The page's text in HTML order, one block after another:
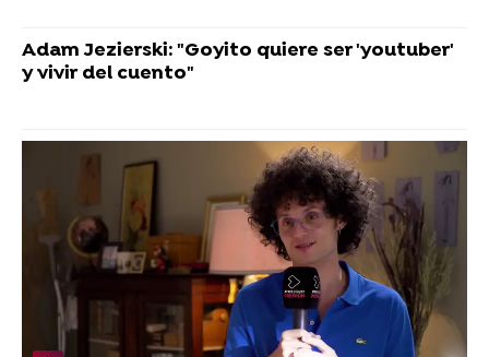
Adam Jezierski: "Goyito quiere ser 'youtuber'
y vivir del cuento"